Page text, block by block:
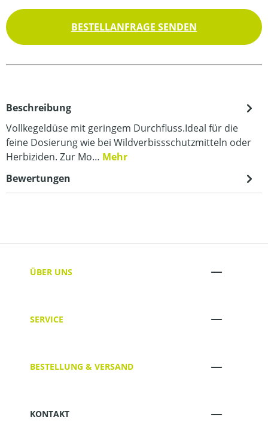
BESTELLANFRAGE SENDEN
Beschreibung
Vollkegeldüse mit geringem Durchfluss.Ideal für die
feine Dosierung wie bei Wildverbissschutzmitteln oder
Herbiziden. Zur Mo… Mehr
Bewertungen
ÜBER UNS
SERVICE
BESTELLUNG & VERSAND
KONTAKT